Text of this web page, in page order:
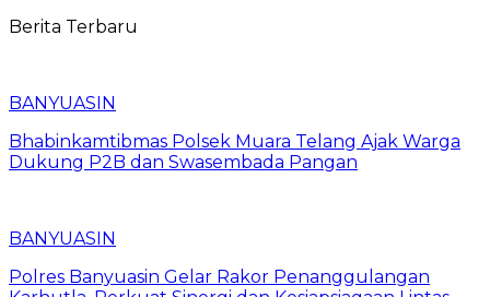
Berita Terbaru
BANYUASIN
Bhabinkamtibmas Polsek Muara Telang Ajak Warga
Dukung P2B dan Swasembada Pangan
BANYUASIN
Polres Banyuasin Gelar Rakor Penanggulangan